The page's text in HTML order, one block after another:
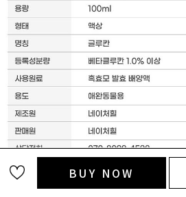
BUY NOW